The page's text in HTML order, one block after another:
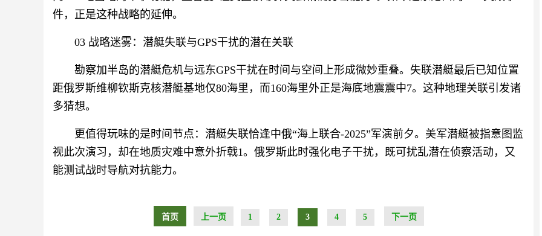
件，正是这种战略的延伸。
03 战略迷雾：潜艇失联与GPS干扰的潜在关联
勘察加半岛的潜艇危机与远东GPS干扰在时间与空间上形成微妙重叠。失联潜艇最后已知位置
距俄罗斯维柳钦斯克核潜艇基地仅80海里，而160海里外正是海底地震震中7。这种地理关联引发诸
多猜想。
更值得玩味的是时间节点：潜艇失联恰逢中俄“海上联合-2025”军演前夕。美军潜艇被指意图监
视此次演习，却在地质灾难中意外折戟1。俄罗斯此时强化电子干扰，既可扰乱潜在侦察活动，又
能测试战时导航对抗能力。
首页 上一页 1 2 3 4 5 下一页